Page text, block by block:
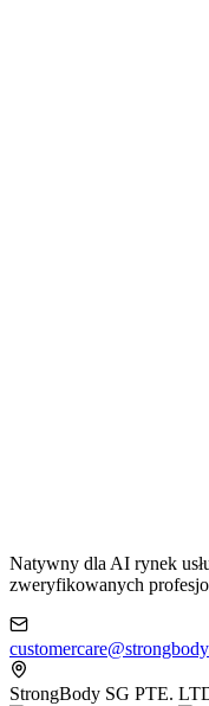
Natywny dla AI rynek
zweryfikowanych
StrongBody SG PTE.